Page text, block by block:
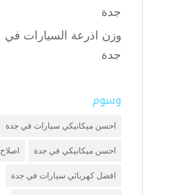
جدة
وزن اذرعة السيارات في
جدة
وسوم
احسن ميكانيكي سيارات في جدة
احسن ميكانيكي في جدة اصلاح
افضل كهربائي سيارات في جدة